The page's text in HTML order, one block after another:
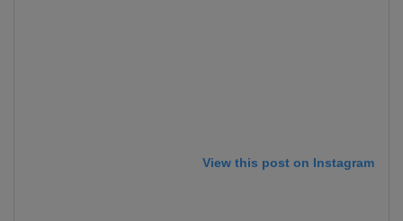
View this post on Instagram